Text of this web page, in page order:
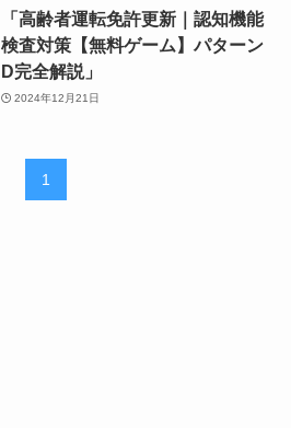
「高齢者運転免許更新｜認知機能
検査対策【無料ゲーム】パターン
D完全解説」
2024年12月21日
1